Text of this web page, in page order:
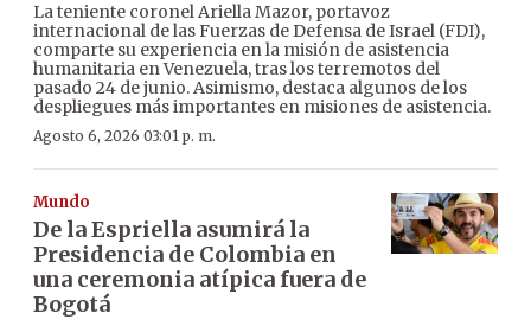
La teniente coronel Ariella Mazor, portavoz
internacional de las Fuerzas de Defensa de Israel (FDI),
comparte su experiencia en la misión de asistencia
humanitaria en Venezuela, tras los terremotos del
pasado 24 de junio. Asimismo, destaca algunos de los
despliegues más importantes en misiones de asistencia.
Agosto 6, 2026 03:01 p. m.
Mundo
De la Espriella asumirá la
Presidencia de Colombia en
una ceremonia atípica fuera de
Bogotá